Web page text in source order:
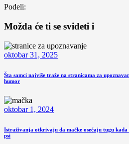
Podeli:
Možda će ti se svideti i
oktobar 31, 2025
Šta samci najviše traže na stranicama za
humor
oktobar 1, 2024
Istraživanja otkrivaju da mačke osećaju tugu
psi